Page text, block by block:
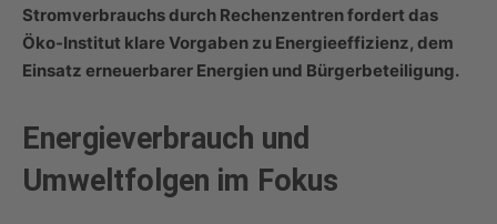
Stromverbrauchs durch Rechenzentren fordert das
Öko-Institut klare Vorgaben zu Energieeffizienz, dem
Einsatz erneuerbarer Energien und Bürgerbeteiligung.
Energieverbrauch und
Umweltfolgen im Fokus